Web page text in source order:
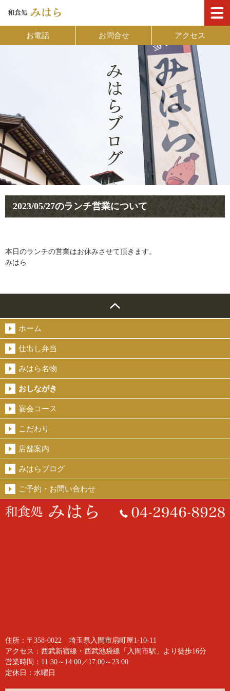
お電話 お問合せ アクセス
2023/05/27のランチ営業について
本日のランチの営業はお休みさせて頂きます。
みはら
ホーム
仕出し弁当
みはら名物
おしながき
宴会コース
こだわり
店舗案内
みはらブログ
ご予約・お問い合わせ
住所：〒358-0022 埼玉県入間市扇町屋1-10-11
アクセス：西武新宿線・西武池袋線「入間市駅」より徒歩16分
営業時間：11:30～14:00／17:00～23:00
定休日：水曜日